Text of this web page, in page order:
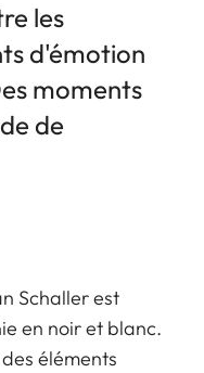
les
d'émotion
moments
de
Schaller est
en noir et blanc.
éléments